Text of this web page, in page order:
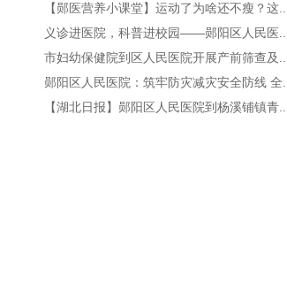
【郧医营养小课堂】运动了为啥还不瘦？这...
义诊进医院，科普进校园——郧阳区人民医...
市妇幼保健院到区人民医院开展产前筛查及...
郧阳区人民医院：筑牢防灾减灾安全防线 全...
【湖北日报】郧阳区人民医院到杨溪铺镇青...